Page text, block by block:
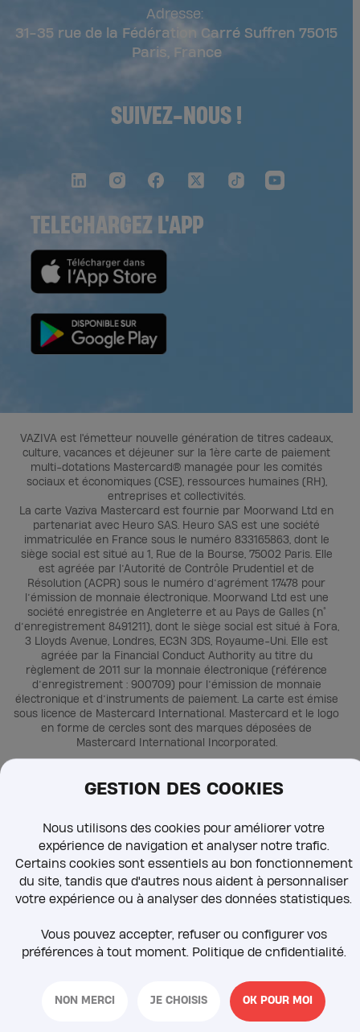
GESTION DES COOKIES
Nous utilisons des cookies pour améliorer votre
expérience de navigation et analyser notre trafic.
Certains cookies sont essentiels au bon fonctionnement
du site, tandis que d'autres nous aident à personnaliser
votre expérience ou à analyser des données statistiques.
Vous pouvez accepter, refuser ou configurer vos
préférences à tout moment. Politique de cnfidentialité.
NON MERCI JE CHOISIS OK POUR MOI
Adresse:
31-35 rue de la Fédération Carré Suffren 75015
Paris, France
SUIVEZ-NOUS !
TELECHARGEZ L'APP
VAZIVA est l'émetteur nouvelle génération de titres cadeaux,
culture, vacances et déjeuner sur la 1ère carte de paiement
multi-dotations Mastercard® managée pour les comités
sociaux et économiques (CSE), ressources humaines (RH),
entreprises et collectivités.
La carte Vaziva Mastercard est fournie par Moorwand Ltd en
partenariat avec Heuro SAS. Heuro SAS est une société
immatriculée en France sous le numéro 833165863, dont le
siège social est situé au 1, Rue de la Bourse, 75002 Paris. Elle
est agréée par l’Autorité de Contrôle Prudentiel et de
Résolution (ACPR) sous le numéro d’agrément 17478 pour
l’émission de monnaie électronique. Moorwand Ltd est une
société enregistrée en Angleterre et au Pays de Galles (n°
d’enregistrement 8491211), dont le siège social est situé à Fora,
3 Lloyds Avenue, Londres, EC3N 3DS, Royaume-Uni. Elle est
agréée par la Financial Conduct Authority au titre du
règlement de 2011 sur la monnaie électronique (référence
d’enregistrement : 900709) pour l’émission de monnaie
électronique et d’instruments de paiement. La carte est émise
sous licence de Mastercard International. Mastercard et le logo
en forme de cercles sont des marques déposées de
Mastercard International Incorporated.
© 2025. Tous droits réservés
Politique de confidentialité
Sécurité et fraudes
Termes et conditions